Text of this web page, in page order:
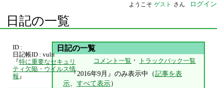
ようこそ ゲスト さん ログイン
日記の一覧
日記の一覧
コメント一覧 ・ トラックバック一覧
『2016年9月』のみ表示中（記事を表
示、すべて表示）
ID :
日記帳ID : vuln
『特に重要なセキュリ
ティ欠陥・ウイルス情
報 』